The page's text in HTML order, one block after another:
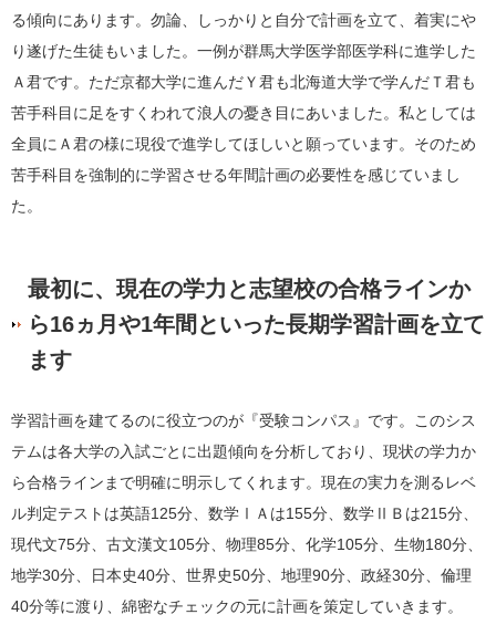
る傾向にあります。勿論、しっかりと自分で計画を立て、着実にや
り遂げた生徒もいました。一例が群馬大学医学部医学科に進学した
Ａ君です。ただ京都大学に進んだＹ君も北海道大学で学んだＴ君も
苦手科目に足をすくわれて浪人の憂き目にあいました。私としては
全員にＡ君の様に現役で進学してほしいと願っています。そのため
苦手科目を強制的に学習させる年間計画の必要性を感じていまし
た。
最初に、現在の学力と志望校の合格ラインか
ら16ヵ月や1年間といった長期学習計画を立て
ます
学習計画を建てるのに役立つのが『受験コンパス』です。このシス
テムは各大学の入試ごとに出題傾向を分析しており、現状の学力か
ら合格ラインまで明確に明示してくれます。現在の実力を測るレベ
ル判定テストは英語125分、数学ⅠＡは155分、数学ⅡＢは215分、
現代文75分、古文漢文105分、物理85分、化学105分、生物180分、
地学30分、日本史40分、世界史50分、地理90分、政経30分、倫理
40分等に渡り、綿密なチェックの元に計画を策定していきます。